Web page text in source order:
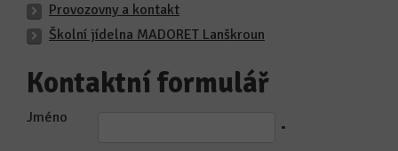
Provozovny a kontakt
Školní jídelna MADORET Lanškroun
Kontaktní formulář
Jméno
•